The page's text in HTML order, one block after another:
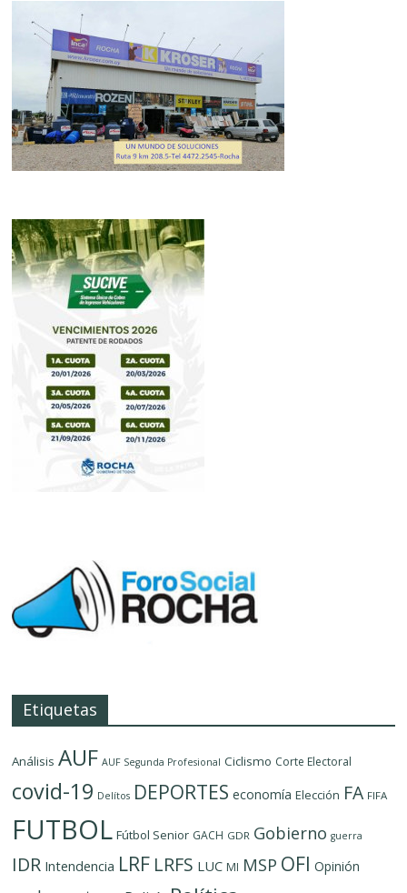
Etiquetas
Análisis AUF AUF Segunda Profesional Ciclismo Corte Electoral
covid-19 Delítos DEPORTES economía Elección FA FIFA
FUTBOL Fútbol Senior GACH GDR Gobierno guerra
IDR Intendencia LRF LRFS LUC MI MSP OFI Opinión